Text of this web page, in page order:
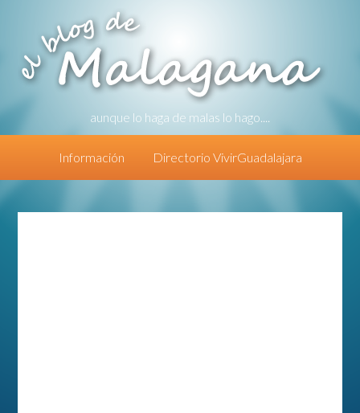
aunque lo haga de malas lo hago....
Información Directorio VivirGuadalajara